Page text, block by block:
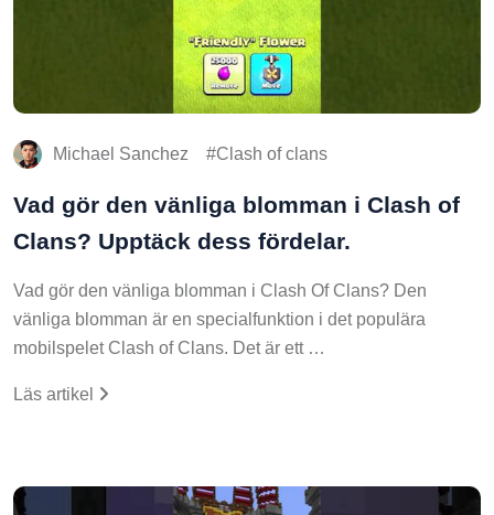
Michael Sanchez Clash of clans
Vad gör den vänliga blomman i Clash of
Clans? Upptäck dess fördelar.
Vad gör den vänliga blomman i Clash Of Clans? Den
vänliga blomman är en specialfunktion i det populära
mobilspelet Clash of Clans. Det är ett …
Läs artikel